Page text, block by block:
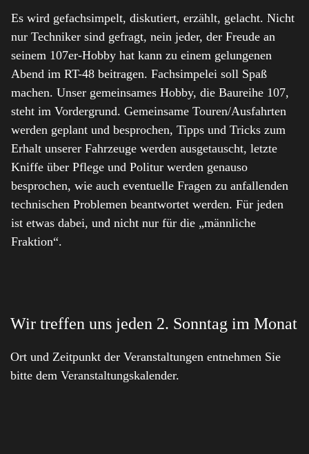
Es wird gefachsimpelt, diskutiert, erzählt, gelacht. Nicht
nur Techniker sind gefragt, nein jeder, der Freude an
seinem 107er-Hobby hat kann zu einem gelungenen
Abend im RT-48 beitragen. Fachsimpelei soll Spaß
machen. Unser gemeinsames Hobby, die Baureihe 107,
steht im Vordergrund. Gemeinsame Touren/Ausfahrten
werden geplant und besprochen, Tipps und Tricks zum
Erhalt unserer Fahrzeuge werden ausgetauscht, letzte
Kniffe über Pflege und Politur werden genauso
besprochen, wie auch eventuelle Fragen zu anfallenden
technischen Problemen beantwortet werden. Für jeden
ist etwas dabei, und nicht nur für die „männliche
Fraktion“.
Wir treffen uns jeden 2. Sonntag im Monat
Ort und Zeitpunkt der Veranstaltungen entnehmen Sie
bitte dem Veranstaltungskalender.